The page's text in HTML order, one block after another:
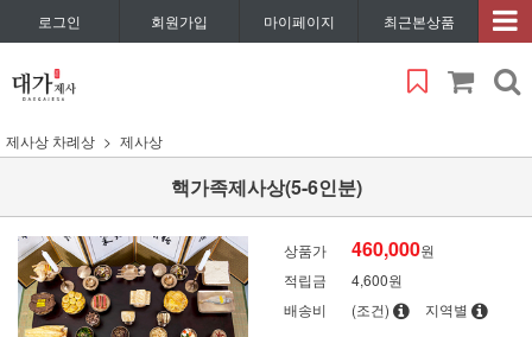
로그인 회원가입 마이페이지 최근본상품
제사상 차례상 제사상
핵가족제사상(5-6인분)
상품가 460,000원
적립금
4,600원
배송비
(조건) 지역별